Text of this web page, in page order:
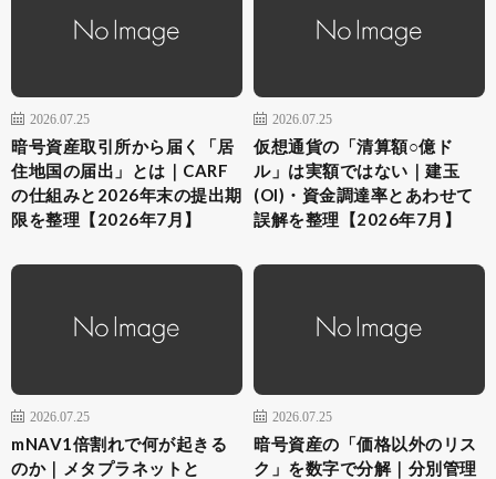
2026.07.25
暗号資産取引所から届く「居
住地国の届出」とは｜CARF
の仕組みと2026年末の提出期
限を整理【2026年7月】
2026.07.25
仮想通貨の「清算額○億ド
ル」は実額ではない｜建玉
(OI)・資金調達率とあわせて
誤解を整理【2026年7月】
2026.07.25
mNAV1倍割れで何が起きる
のか｜メタプラネットと
2026.07.25
暗号資産の「価格以外のリス
ク」を数字で分解｜分別管理